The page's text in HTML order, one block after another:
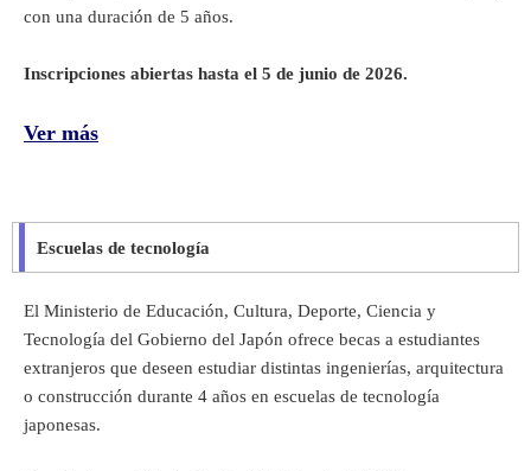
con una duración de 5 años.
Inscripciones abiertas hasta el 5 de junio de 2026.
Ver más
Escuelas de tecnología
El Ministerio de Educación, Cultura, Deporte, Ciencia y
Tecnología del Gobierno del Japón ofrece becas a estudiantes
extranjeros que deseen estudiar distintas ingenierías, arquitectura
o construcción durante 4 años en escuelas de tecnología
japonesas.